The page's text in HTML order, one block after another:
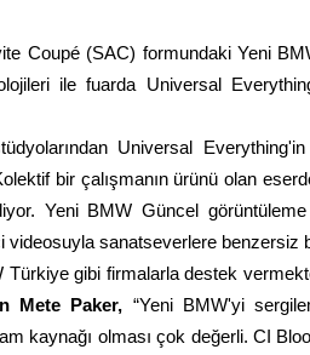
Coupé (SAC) formundaki Yeni
ile fuarda Universal
Universal
bir çalışmanın ürünü olan
Yeni BMW Güncel
sanatseverlere benzersiz
gibi firmalarla destek
Mete Paker, “Yeni BMW'yi
kaynağı olması çok değerli. CI